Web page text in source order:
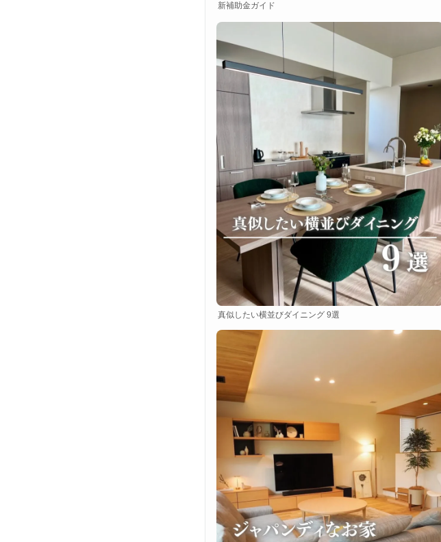
新補助金ガイド
真似したい横並びダイニング 9選